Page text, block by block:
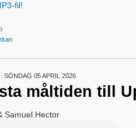
fil!
SÖNDAG 05 APRIL 2026
måltiden till
Samuel Hector